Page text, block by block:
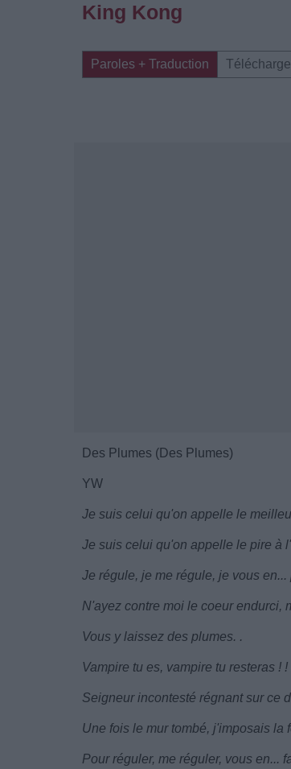
King Kong
Paroles + Traduction
Des Plumes (Des Plumes)
YW
Je suis celui qu'on appelle le
Je suis celui qu'on appelle le pire à
Je régule, je me régule, je vous en...
N'ayez contre moi le coeur endurci,
Vous y laissez des plumes. .
Vampire tu es, vampire tu resteras ! !
Seigneur incontesté régnant sur ce
Une fois le mur tombé, j'imposais la
Pour réguler, me réguler, vous en...